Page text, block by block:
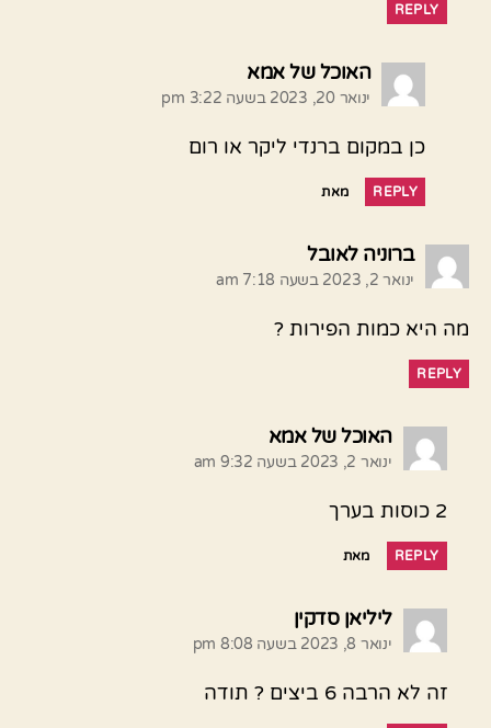
REPLY
האוכל של אמאאומר:
ינואר 20, 2023 בשעה 3:22 pm
כן במקום ברנדי ליקר או רום
REPLY מאת
ברוניה לאובלאומר:
ינואר 2, 2023 בשעה 7:18 am
מה היא כמות הפירות ?
REPLY
האוכל של אמא
ינואר 2, 2023 בשעה 9:32 am
2 כוסות בערך
REPLY מאת
ליליאן סדקין
ינואר 8, 2023 בשעה 8:08 pm
זה לא הרבה 6 ביצים ? תודה